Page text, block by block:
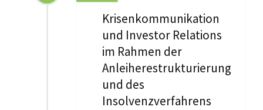
Krisenkommunikation
und Investor Relations
im Rahmen der
Anleiherestrukturierung
und des
Insolvenzverfahrens